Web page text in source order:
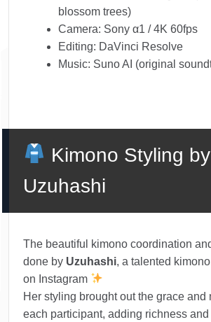
blossom trees)
Camera: Sony α1 / 4K 60fps
Editing: DaVinci Resolve
Music: Suno AI (original
Kimono Styling by
Uzuhashi
The beautiful kimono coordination
done by Uzuhashi, a talented
on Instagram
Her styling brought out the grace and
each participant, adding richness